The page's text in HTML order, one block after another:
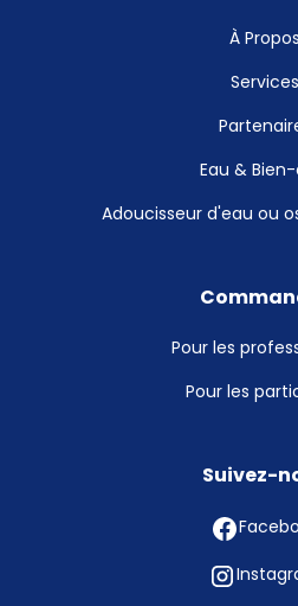
À Propos
Services
Eau &
Adoucisseur d'eau ou
Pour les
Pour les
Suivez-